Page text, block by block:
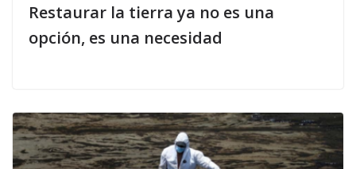
Restaurar la tierra ya no es una
opción, es una necesidad